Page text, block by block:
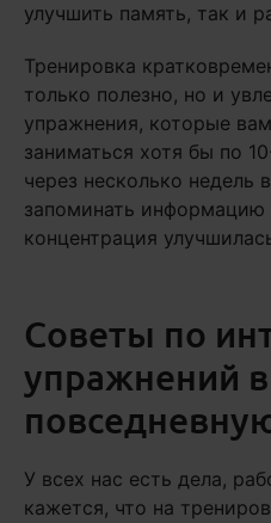
улучшить память, так и
Тренировка
только полезно, но и
упражнения, которые
заниматься хотя бы по
через несколько недель
запоминать информацию
концентрация
Советы по
упражнений в
У всех нас есть дела,
кажется, что на